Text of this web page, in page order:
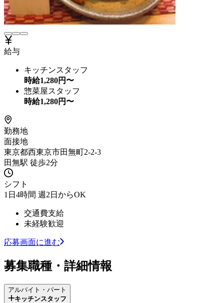
給与
キッチンスタッフ
時給1,280円〜
惣菜屋スタッフ
時給1,280円〜
勤務地
面接地
東京都西東京市田無町2-2-3
田無駅 徒歩2分
シフト
1日4時間 週2日からOK
交通費支給
未経験歓迎
応募画面に進む
募集職種・詳細情報
アルバイト・パート
キッチンスタッフ